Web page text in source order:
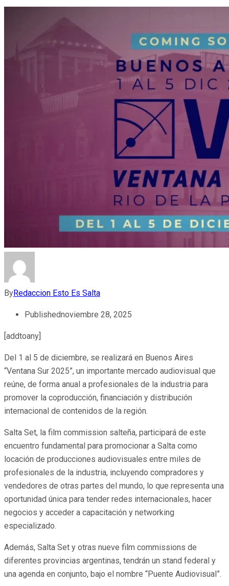
ByRedaccion Esto Es Salta
Publishednoviembre 28, 2025
[addtoany]
Del 1 al 5 de diciembre, se realizará en Buenos Aires
“Ventana Sur 2025”, un importante mercado audiovisual que
reúne, de forma anual a profesionales de la industria para
promover la coproducción, financiación y distribución
internacional de contenidos de la región.
Salta Set, la film commission salteña, participará de este
encuentro fundamental para promocionar a Salta como
locación de producciones audiovisuales entre miles de
profesionales de la industria, incluyendo compradores y
vendedores de otras partes del mundo, lo que representa una
oportunidad única para tender redes internacionales, hacer
negocios y acceder a capacitación y networking
especializado.
Además, Salta Set y otras nueve film commissions de
diferentes provincias argentinas, tendrán un stand federal y
una agenda en conjunto, bajo el nombre “Puente Audiovisual”.